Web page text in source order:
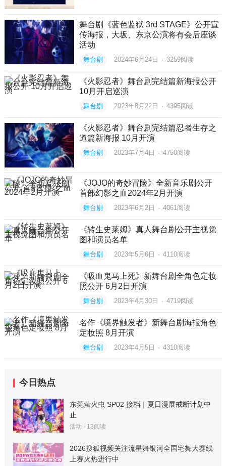
舞台剧《蓝色监狱 3rd STAGE》公开宣
传海报，大坂、东京公演将有会后座谈
活动
舞台剧 2024年6月24日 · 3259阅读
《火影忍者》舞台剧完结篇新海报公开
10月开启巡演
舞台剧 2023年8月22日 · 4395阅读
《火影忍者》舞台剧完结篇忍者生存之
道篇新海报 10月开演
舞台剧 2023年7月4日 · 4750阅读
《JOJO的奇妙冒险》全新音乐剧公开
首部幻影之血2024年2月开演
舞台剧 2023年6月2日 · 4061阅读
《转生史莱姆》真人舞台剧公开主视觉
图和演员名单
舞台剧 2023年5月6日 · 4110阅读
《吸血鬼马上死》新舞台剧全角色定妆
照公开 6月2日开演
舞台剧 2023年4月30日 · 4719阅读
名作《境界触发者》新舞台剧海报角色
定妆照 8月开演
舞台剧 2023年4月5日 · 4310阅读
今日热点
东莞萤火虫 SP02 接档｜夏日漫展戒断计划中
止
活动 · 13阅读
2026搜狐视频关注流星舞银河全国宅舞大赛线
上赛火热进行中